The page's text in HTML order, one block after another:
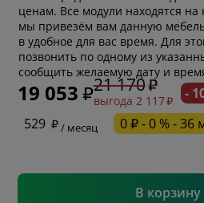
ценам. Все модули находятся
мы привезём вам данную
в удобное для вас время. Для
позвонить по одному из
сообщить желаемую дату и
19 053 21 170
выгода 2 117 -
529
/ месяц 0 ₽ - 0 % - 36
В корзину
* обязательное поле
* необязательное поле